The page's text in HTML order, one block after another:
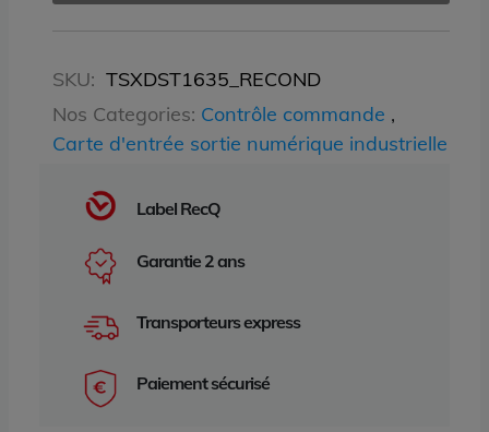
SKU: TSXDST1635_RECOND
Nos Categories: Contrôle commande ,
Carte d'entrée sortie numérique industrielle
Label RecQ
Garantie 2 ans
Transporteurs express
Paiement sécurisé